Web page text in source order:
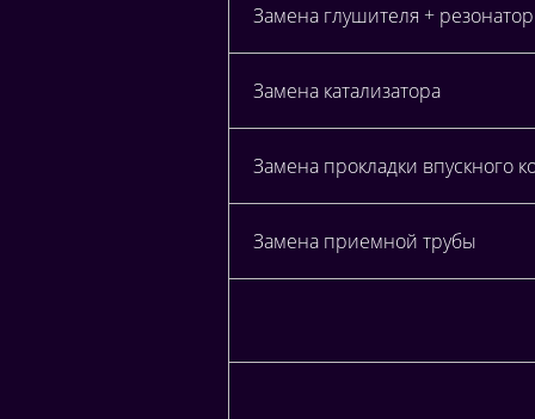
Замена глушителя +
Замена катализатора
Замена прокладки впускного
Замена приемной трубы